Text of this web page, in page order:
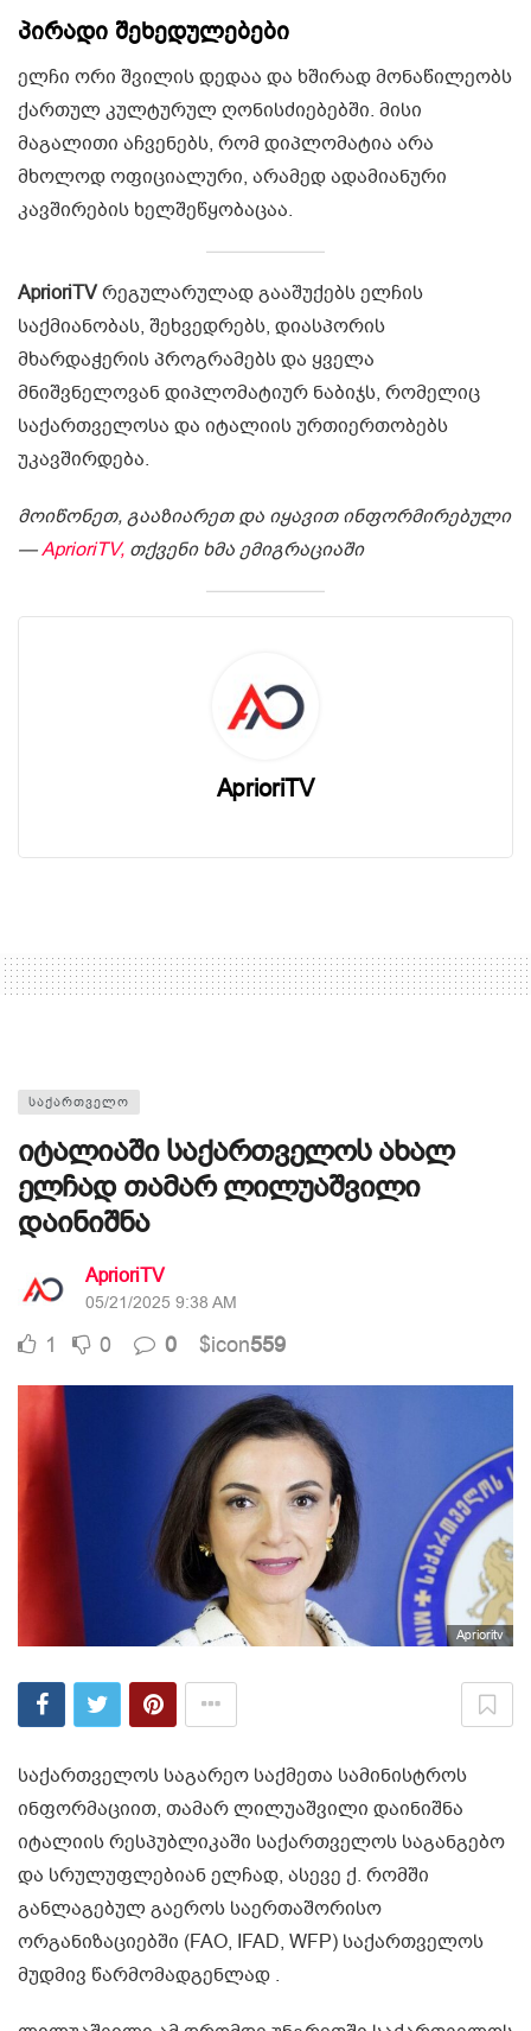
პირადი შეხედულებები
ელჩი ორი შვილის დედაა და ხშირად მონაწილეობს
ქართულ კულტურულ ღონისძიებებში. მისი
მაგალითი აჩვენებს, რომ დიპლომატია არა
მხოლოდ ოფიციალური, არამედ ადამიანური
კავშირების ხელშეწყობაცაა.
AprioriTVრეგულარულად გააშუქებს ელჩის
საქმიანობას, შეხვედრებს, დიასპორის
მხარდაჭერის პროგრამებს და ყველა
მნიშვნელოვან დიპლომატიურ ნაბიჯს, რომელიც
საქართველოსა და იტალიის ურთიერთობებს
უკავშირდება.
მოიწონეთ, გააზიარეთ და იყავით ინფორმირებული
—AprioriTV, თქვენი ხმა ემიგრაციაში
AprioriTV
ᲡᲐᲥᲐᲠᲗᲕᲔᲚᲝ
იტალიაში საქართველოს ახალ
ელჩად თამარ ლილუაშვილი
დაინიშნა
AprioriTV
05/21/2025 9:38 AM
1 0 0 $icon559
Aprioritv
საქართველოს საგარეო საქმეთა სამინისტროს
ინფორმაციით, თამარ ლილუაშვილი დაინიშნა
იტალიის რესპუბლიკაში საქართველოს საგანგებო
და სრულუფლებიან ელჩად, ასევე ქ. რომში
განლაგებულ გაეროს საერთაშორისო
ორგანიზაციებში (FAO, IFAD, WFP) საქართველოს
მუდმივ წარმომადგენლად .